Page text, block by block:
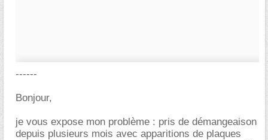
------
Bonjour,
je vous expose mon problème : pris de démangeaison
depuis plusieurs mois avec apparitions de plaques